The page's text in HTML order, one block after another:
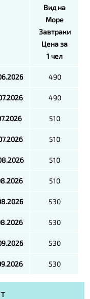
Вид на
Море
Завтраки
Цена за
1 чел
490
490
510
510
510
510
530
530
530
530